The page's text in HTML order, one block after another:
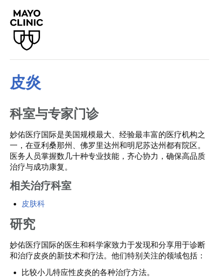
皮炎
科室与专家门诊
妙佑医疗国际是美国规模最大、经验最丰富的医疗机构之
一，在亚利桑那州、佛罗里达州和明尼苏达州都有院区。
医务人员掌握数几十种专业技能，齐心协力，确保高品质
治疗与成功康复。
相关治疗科室
皮肤科
研究
妙佑医疗国际的医生和科学家致力于发现和分享用于诊断
和治疗皮炎的新技术和疗法。他们特别关注的领域包括：
比较小儿特应性皮炎的各种治疗方法。